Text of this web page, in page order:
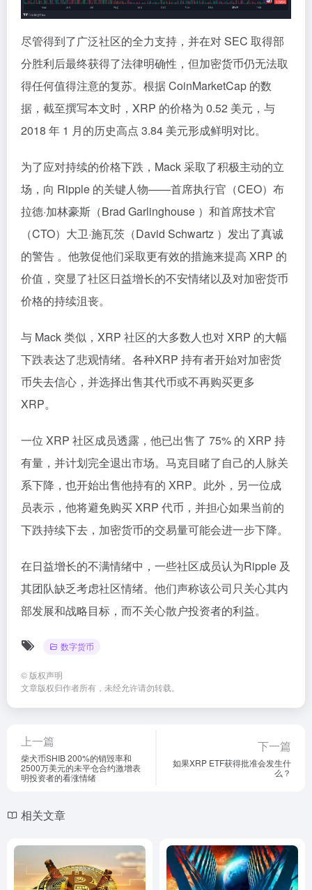
尽管得到了广泛社区的全力支持，并在对 SEC 取得部
分胜利后最终获得了法律明确性，但加密货币仍无法取
得任何值得注意的复苏。根据 CoinMarketCap 的数
据，截至撰写本文时，XRP 的价格为 0.52 美元，与
2018 年 1 月的历史高点 3.84 美元形成鲜明对比。
为了应对持续的价格下跌，Mack 采取了积极主动的立
场，向 Ripple 的关键人物——首席执行官（CEO）布
拉德·加林豪斯（Brad Garlinghouse ）和首席技术官
（CTO）大卫·施瓦茨（David Schwartz ）发出了真诚
的警告 。他敦促他们采取更有效的措施来提高 XRP 的
价值，突显了社区日益增长的不安情绪以及对加密货币
价格的持续沮丧。
与 Mack 类似，XRP 社区的大多数人也对 XRP 的大幅
下跌表达了悲观情绪。各种XRP 持有者开始对加密货
币失去信心，并选择出售其代币或不再购买更多
XRP。
一位 XRP 社区成员透露，他已出售了 75% 的 XRP 持
有量，并计划完全退出市场。马克目睹了自己的人脉关
系下降，也开始出售他持有的 XRP。此外，另一位成
员表示，他将避免购买 XRP 代币，并担心如果当前的
下跌持续下去，加密货币的交易量可能会进一步下降。
在日益增长的不满情绪中，一些社区成员认为Ripple 及
其团队缺乏考虑社区情绪。他们声称该公司只关心其内
部发展和战略目标，而不关心散户投资者的利益。
数字货币
© 版权声明
文章版权归作者所有，未经允许请勿转载。
上一篇
柴犬币SHIB 200%的销毁率和
2500万美元的未平仓合约激增表
明投资者的看涨情绪
下一篇
如果XRP ETF获得批准会发生什
么？
相关文章